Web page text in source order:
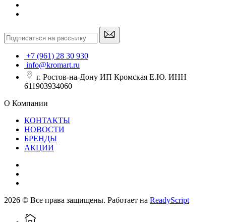
+7 (961) 28 30 930
info@kromart.ru
г. Ростов-на-Дону ИП Кромская Е.Ю. ИНН
611903934060
О Компании
КОНТАКТЫ
НОВОСТИ
БРЕНДЫ
АКЦИИ
2026 © Все права защищены. Работает на ReadyScript